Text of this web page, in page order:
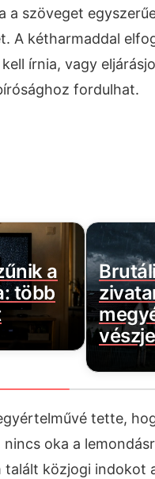
a szöveget
A kétharmaddal
írnia, vagy
fordulhat.
a
több
tette,
oka a
talált közjogi indokot